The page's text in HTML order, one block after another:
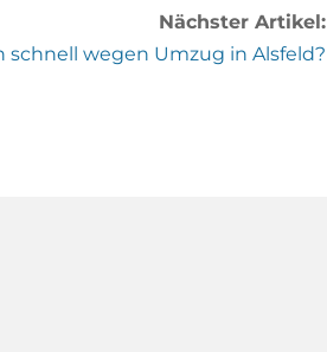
Nächster Artikel:
schnell wegen Umzug in Alsfeld?